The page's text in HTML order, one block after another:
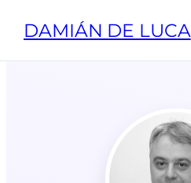
DAMIÁN DE LUCA